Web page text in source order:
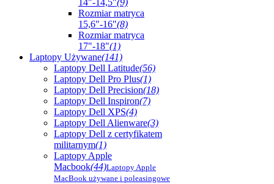
14"-14,5"(9)
Rozmiar matryca
15,6"-16"(8)
Rozmiar matryca
17"-18"(1)
Laptopy Używane(141)
Laptopy Dell Latitude(56)
Laptopy Dell Pro Plus(1)
Laptopy Dell Precision(18)
Laptopy Dell Inspiron(7)
Laptopy Dell XPS(4)
Laptopy Dell Alienware(3)
Laptopy Dell z certyfikatem
militarnym(1)
Laptopy Apple
Macbook(44)Laptopy Apple
MacBook używane i poleasingowe